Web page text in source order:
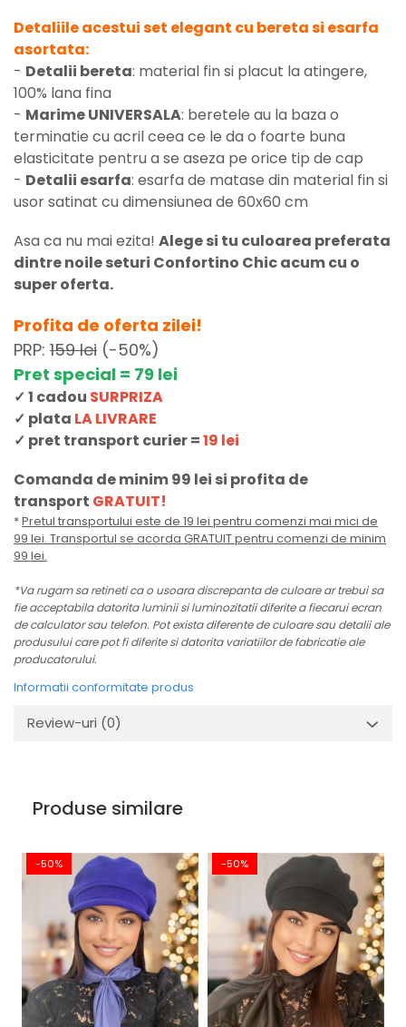
Detaliile acestui set elegant cu bereta si esarfa
asortata:
- Detalii bereta: material fin si placut la atingere,
100% lana fina
- Marime UNIVERSALA: beretele au la baza o
terminatie cu acril ceea ce le da o foarte buna
elasticitate pentru a se aseza pe orice tip de cap
- Detalii esarfa: esarfa de matase din material fin si
usor satinat cu dimensiunea de 60x60 cm
Asa ca nu mai ezita! Alege si tu culoarea preferata
dintre noile seturi Confortino Chic acum cu o
super oferta.
Profita de oferta zilei!
PRP: 159 lei (-50%)
Pret special = 79 lei
✓ 1 cadou SURPRIZA
✓ plata LA LIVRARE
✓ pret transport curier =19 lei
Comanda de minim 99 lei si profita de
transport GRATUIT!
*Pretul transportului este de 19 lei pentru comenzi mai mici de
99 lei. Transportul se acorda GRATUIT pentru comenzi de minim
99 lei.
*Va rugam sa retineti ca o usoara discrepanta de culoare ar trebui sa
fie acceptabila datorita luminii si luminozitatii diferite a fiecarui ecran
de calculator sau telefon. Pot exista diferente de culoare sau detalii ale
produsului care pot fi diferite si datorita variatiilor de fabricatie ale
producatorului.
Informatii conformitate produs
Review-uri (0)
Produse similare
-50% -50%